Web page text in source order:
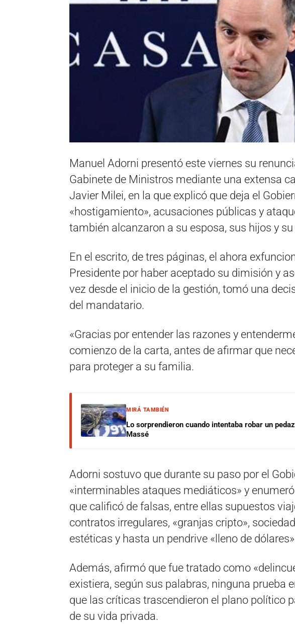
Manuel Adorni presentó este viernes su
Gabinete de Ministros mediante una extensa
Javier Milei, en la que explicó que deja el
«hostigamiento», acusaciones públicas y
también alcanzaron a su esposa, sus hijos y
En el escrito, de tres páginas, el ahora
Presidente por haber aceptado su dimisión y
vez desde el inicio de la gestión, tomó una
del mandatario.
«Gracias por entender las razones y
comienzo de la carta, antes de afirmar que
para proteger a su familia.
MIRÁ TAMBIÉN
Lo sorprendieron cuando intentaba robar un
Massé
Adorni sostuvo que durante su paso por el
«interminables ataques mediáticos» y
que calificó de falsas, entre ellas supuestos
contratos irregulares, «granjas cripto»,
estéticas y hasta un pendrive «lleno de
Además, afirmó que fue tratado como
existiera, según sus palabras, ninguna prueba
que las críticas trascendieron el plano político
de su vida privada.